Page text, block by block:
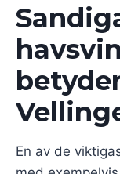
En av de